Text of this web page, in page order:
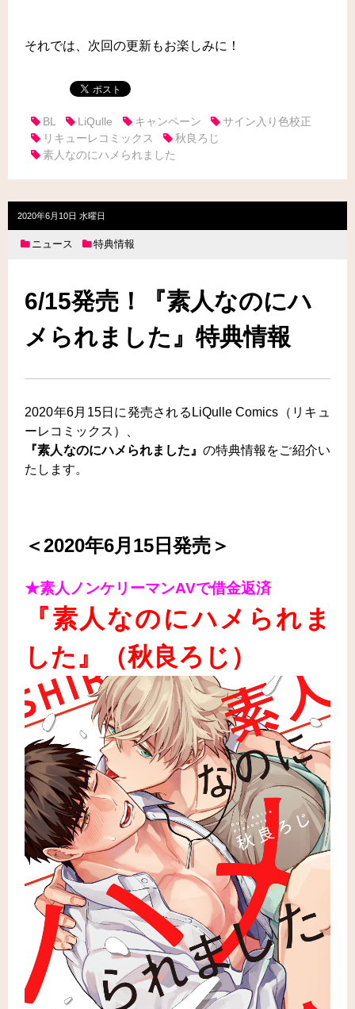
それでは、次回の更新もお楽しみに！
BL LiQulle キャンペーン
サイン入り色校正
リキューレコミックス
秋良ろじ
素人なのにハメられました
2020年6月10日 水曜日
ニュース 特典情報
6/15発売！『素人なのにハ
メられました』特典情報
2020年6月15日に発売されるLiQulle Comics（リキュ
ーレコミックス）、
『素人なのにハメられました』の特典情報をご紹介い
たします。
＜2020年6月15日発売＞
★素人ノンケリーマンAVで借金返済
『素人なのにハメられま
した』 （秋良ろじ ）